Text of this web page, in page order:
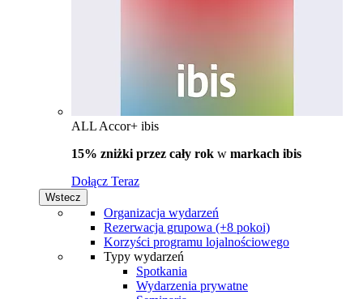
ALL Accor+ ibis
15% zniżki przez cały rok w markach ibis
Dołącz Teraz
Wstecz
Organizacja wydarzeń
Rezerwacja grupowa (+8 pokoi)
Korzyści programu lojalnościowego
Typy wydarzeń
Spotkania
Wydarzenia prywatne